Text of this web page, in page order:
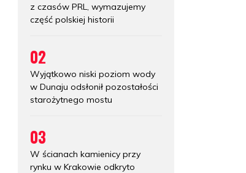
z czasów PRL, wymazujemy
część polskiej historii
02
Wyjątkowo niski poziom wody
w Dunaju odsłonił pozostałości
starożytnego mostu
03
W ścianach kamienicy przy
rynku w Krakowie odkryto